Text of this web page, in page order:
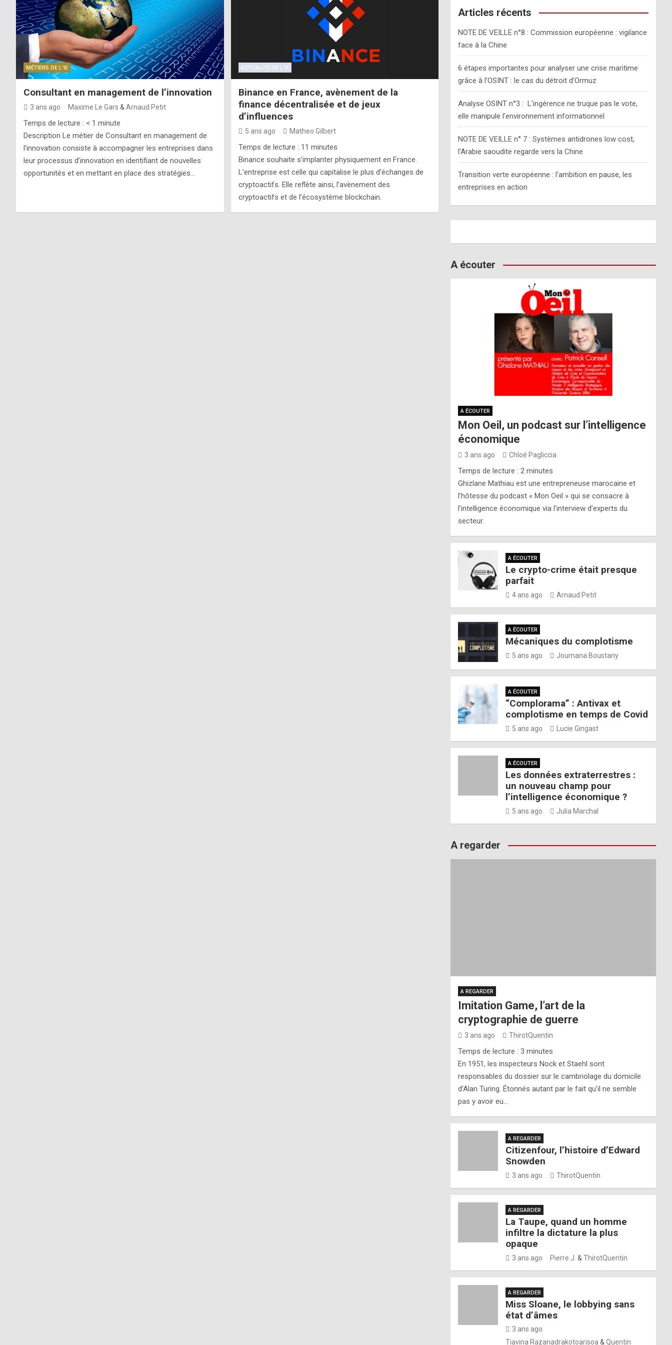
MÉTIERS DE L'IE
Consultant en management de l’innovation
3 ans ago Maxime Le Gars & Arnaud Petit
Temps de lecture : < 1 minute
Description Le métier de Consultant en management de
l’innovation consiste à accompagner les entreprises dans
leur processus d’innovation en identifiant de nouvelles
opportunités et en mettant en place des stratégies…
ACTUALITÉ DE L'IE
Binance en France, avènement de la
finance décentralisée et de jeux
d’influences
5 ans ago Matheo Gilbert
Temps de lecture : 11 minutes
Binance souhaite s’implanter physiquement en France.
L’entreprise est celle qui capitalise le plus d’échanges de
cryptoactifs. Elle reflète ainsi, l’avènement des
cryptoactifs et de l’écosystème blockchain.
c
Articles récents
NOTE DE VEILLE n°8 : Commission européenne : vigilance
face à la Chine
6 étapes importantes pour analyser une crise maritime
grâce à l’OSINT : le cas du détroit d’Ormuz
Analyse OSINT n°3 : L’ingérence ne truque pas le vote,
elle manipule l’environnement informationnel
NOTE DE VEILLE n° 7 : Systèmes antidrones low cost,
l’Arabie saoudite regarde vers la Chine
Transition verte européenne : l’ambition en pause, les
entreprises en action
A écouter
A ÉCOUTER
Mon Oeil, un podcast sur l’intelligence
économique
3 ans ago Chloé Pagliccia
Temps de lecture :2 minutes
Ghizlane Mathiau est une entrepreneuse marocaine et
l’hôtesse du podcast « Mon Oeil » qui se consacre à
l’intelligence économique via l’interview d’experts du
secteur.
A ÉCOUTER
Le crypto-crime était presque
parfait
4 ans ago Arnaud Petit
A ÉCOUTER
Mécaniques du complotisme
5 ans ago Joumana Boustany
A ÉCOUTER
“Complorama” : Antivax et
complotisme en temps de Covid
5 ans ago Lucie Gingast
A ÉCOUTER
Les données extraterrestres :
un nouveau champ pour
l’intelligence économique ?
5 ans ago Julia Marchal
A regarder
A REGARDER
Imitation Game, l’art de la
cryptographie de guerre
3 ans ago ThirotQuentin
Temps de lecture :3 minutes
En 1951, les inspecteurs Nock et Staehl sont
responsables du dossier sur le cambriolage du domicile
d’Alan Turing. Étonnés autant par le fait qu’il ne semble
pas y avoir eu…
A REGARDER
Citizenfour, l’histoire d’Edward
Snowden
3 ans ago ThirotQuentin
A REGARDER
La Taupe, quand un homme
infiltre la dictature la plus
opaque
3 ans ago Pierre J. &ThirotQuentin
A REGARDER
Miss Sloane, le lobbying sans
état d’âmes
3 ans ago
Tiavina Razanadrakotoarisoa &Quentin